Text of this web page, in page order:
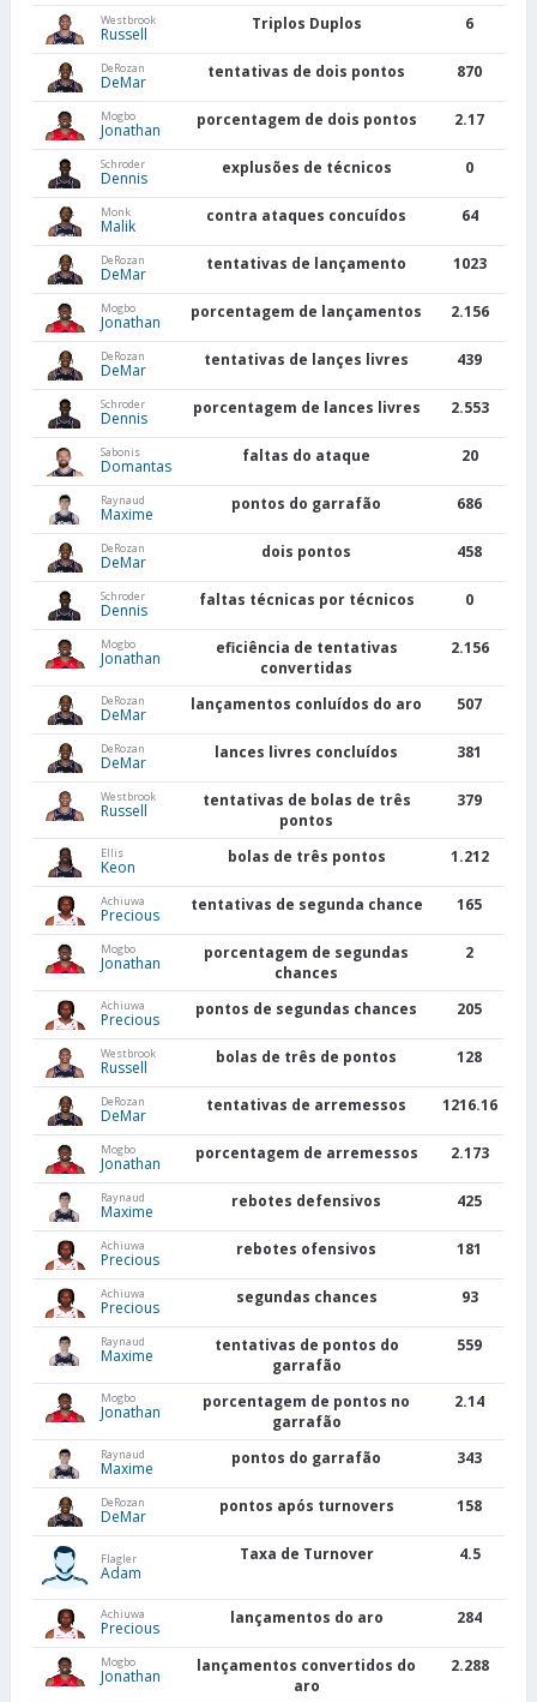
Westbrook
Russell
Triplos Duplos 6
DeRozan
DeMar
tentativas de dois pontos 870
Mogbo
Jonathan
porcentagem de dois pontos 2.17
Schroder
Dennis
explusões de técnicos 0
Monk
Malik
contra ataques concuídos 64
DeRozan
DeMar
tentativas de lançamento 1023
Mogbo
Jonathan
porcentagem de lançamentos 2.156
DeRozan
DeMar
tentativas de lançes livres 439
Schroder
Dennis
porcentagem de lances livres 2.553
Sabonis
Domantas
faltas do ataque 20
Raynaud
Maxime
pontos do garrafão 686
DeRozan
DeMar
dois pontos 458
Schroder
Dennis
faltas técnicas por técnicos 0
Mogbo
Jonathan
eficiência de tentativas
convertidas
2.156
DeRozan
DeMar
lançamentos conluídos do aro 507
DeRozan
DeMar
lances livres concluídos 381
Westbrook
Russell
tentativas de bolas de três
pontos
379
Ellis
Keon
bolas de três pontos 1.212
Achiuwa
Precious
tentativas de segunda chance 165
Mogbo
Jonathan
porcentagem de segundas
chances
2
Achiuwa
Precious
pontos de segundas chances 205
Westbrook
Russell
bolas de três de pontos 128
DeRozan
DeMar
tentativas de arremessos 1216.16
Mogbo
Jonathan
porcentagem de arremessos 2.173
Raynaud
Maxime
rebotes defensivos 425
Achiuwa
Precious
rebotes ofensivos 181
Achiuwa
Precious
segundas chances 93
Raynaud
Maxime
tentativas de pontos do
garrafão
559
Mogbo
Jonathan
porcentagem de pontos no
garrafão
2.14
Raynaud
Maxime
pontos do garrafão 343
DeRozan
DeMar
pontos após turnovers 158
Flagler
Adam
Taxa de Turnover 4.5
Achiuwa
Precious
lançamentos do aro 284
Mogbo
Jonathan
lançamentos convertidos do
aro
2.288